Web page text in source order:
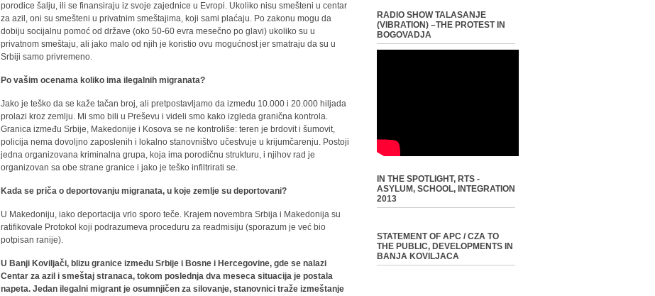
porodice šalju, ili se finansiraju iz svoje zajednice u Evropi. Ukoliko nisu smešteni u centar
za azil, oni su smešteni u privatnim smeštajima, koji sami plaćaju. Po zakonu mogu da
dobiju socijalnu pomoć od države (oko 50-60 evra mesečno po glavi) ukoliko su u
privatnom smeštaju, ali jako malo od njih je koristio ovu mogućnost jer smatraju da su u
Srbiji samo privremeno.
Po vašim ocenama koliko ima ilegalnih migranata?
Jako je teško da se kaže tačan broj, ali pretpostavljamo da između 10.000 i 20.000 hiljada
prolazi kroz zemlju. Mi smo bili u Preševu i videli smo kako izgleda granična kontrola.
Granica između Srbije, Makedonije i Kosova se ne kontroliše: teren je brdovit i šumovit,
policija nema dovoljno zaposlenih i lokalno stanovništvo učestvuje u krijumčarenju. Postoji
jedna organizovana kriminalna grupa, koja ima porodičnu strukturu, i njihov rad je
organizovan sa obe strane granice i jako je teško infiltrirati se.
Kada se priča o deportovanju migranata, u koje zemlje su deportovani?
U Makedoniju, iako deportacija vrlo sporo teče. Krajem novembra Srbija i Makedonija su
ratifikovale Protokol koji podrazumeva proceduru za readmisiju (sporazum je već bio
potpisan ranije).
U Banji Koviljači, blizu granice između Srbije i Bosne i Hercegovine, gde se nalazi
Centar za azil i smeštaj stranaca, tokom poslednja dva meseca situacija je postala
napeta. Jedan ilegalni migrant je osumnjičen za silovanje, stanovnici traže izmeštanje
RADIO SHOW TALASANJE
(VIBRATION) –THE PROTEST IN
BOGOVADJA
IN THE SPOTLIGHT, RTS -
ASYLUM, SCHOOL, INTEGRATION
2013
STATEMENT OF APC / CZA TO
THE PUBLIC, DEVELOPMENTS IN
BANJA KOVILJACA